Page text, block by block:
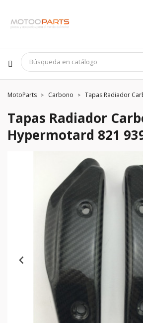
MotoParts Carbono Tapas Radiador
Tapas Radiador
Hypermotard 821